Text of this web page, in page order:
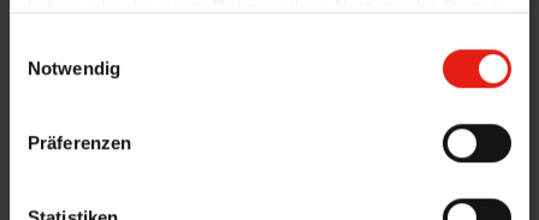
Notwendig
Präferenzen